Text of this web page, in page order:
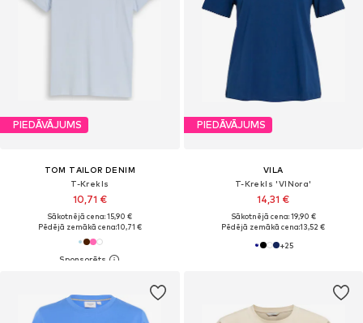
PIEDĀVĀJUMS
TOM TAILOR DENIM
T-Krekls
10,71 €
Sākotnējā cena: 15,90 €
Pēdējā zemākā cena:10,71 €
PIEDĀVĀJUMS
VILA
T-Krekls 'VINora'
14,31 €
Sākotnējā cena: 19,90 €
Pēdējā zemākā cena:13,52 €
+25